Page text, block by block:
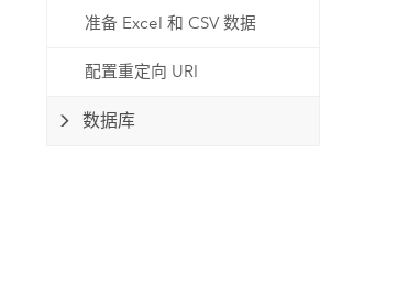
准备 Excel 和 CSV 数据
配置重定向 URI
数据库